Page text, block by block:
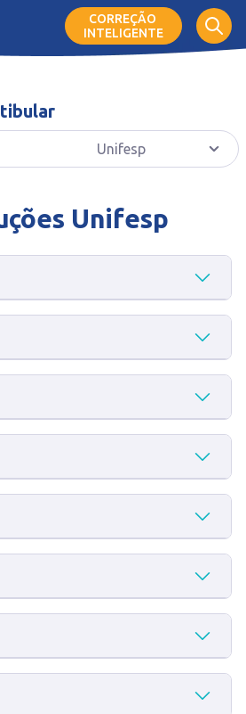
CORREÇÃO
INTELIGENTE
Unifesp
Unifesp